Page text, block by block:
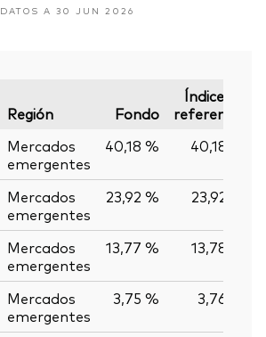
DATOS A 30 JUN 2026
Región Fondo
Índice de
referencia
Mercados
emergentes
40,18 % 40,18 %
Mercados
emergentes
23,92 % 23,92 %
Mercados
emergentes
13,77 % 13,78 %
Mercados
emergentes
3,75 % 3,76 %